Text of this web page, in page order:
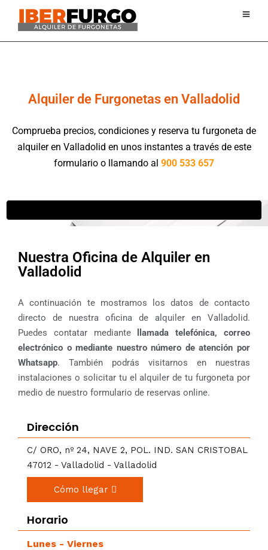
Alquiler de Furgonetas en Valladolid
Comprueba precios, condiciones y reserva tu furgoneta de
alquiler en Valladolid en unos instantes a través de este
formulario o llamando al 900 533 657
Nuestra Oficina de Alquiler en
Valladolid
A continuación te mostramos los datos de contacto
directo de nuestra oficina de alquiler en Valladolid.
Puedes contatar mediante
llamada telefónica, correo
electrónico o mediante nuestro número de atención por
Whatsapp. También podrás visitarnos en nuestras
instalaciones o solicitar tu el alquiler de tu furgoneta por
medio de nuestro formulario de reservas online.
Dirección
C/ ORO, nº 24, NAVE 2, POL. IND. SAN CRISTOBAL
47012 - Valladolid - Valladolid
Cómo llegar
Horario
Lunes - Viernes